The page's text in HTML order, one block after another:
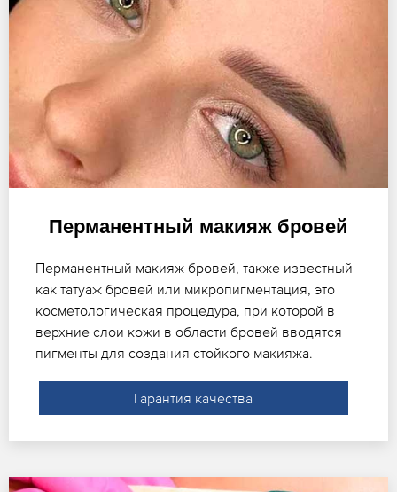
Перманентный макияж бровей
Перманентный макияж бровей, также известный
как татуаж бровей или микропигментация, это
косметологическая процедура, при которой в
верхние слои кожи в области бровей вводятся
пигменты для создания стойкого макияжа.
Гарантия качества